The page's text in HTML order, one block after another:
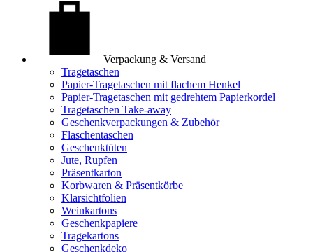
Verpackung & Versand
Tragetaschen
Papier-Tragetaschen mit flachem Henkel
Papier-Tragetaschen mit gedrehtem Papierkordel
Tragetaschen Take-away
Geschenkverpackungen & Zubehör
Flaschentaschen
Geschenktüten
Jute, Rupfen
Präsentkarton
Korbwaren & Präsentkörbe
Klarsichtfolien
Weinkartons
Geschenkpapiere
Tragekartons
Geschenkdeko